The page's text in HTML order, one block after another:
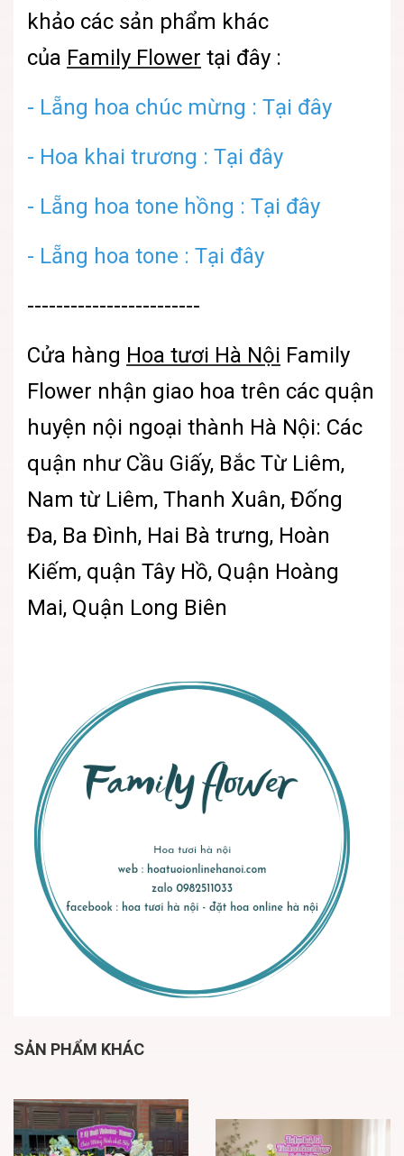
khảo các sản phẩm khác
của Family Flower tại đây :
- Lẵng hoa chúc mừng : Tại đây
- Hoa khai trương : Tại đây
- Lẵng hoa tone hồng : Tại đây
- Lẵng hoa tone : Tại đây
------------------------
Cửa hàng Hoa tươi Hà Nội Family
Flower nhận giao hoa trên các quận
huyện nội ngoại thành Hà Nội: Các
quận như Cầu Giấy, Bắc Từ Liêm,
Nam từ Liêm, Thanh Xuân, Đống
Đa, Ba Đình, Hai Bà trưng, Hoàn
Kiếm, quận Tây Hồ, Quận Hoàng
Mai, Quận Long Biên
SẢN PHẨM KHÁC